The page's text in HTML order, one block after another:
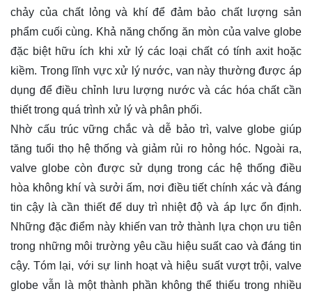
chảy của chất lỏng và khí để đảm bảo chất lượng sản
phẩm cuối cùng. Khả năng chống ăn mòn của valve globe
đặc biệt hữu ích khi xử lý các loại chất có tính axit hoặc
kiềm. Trong lĩnh vực xử lý nước, van này thường được áp
dụng để điều chỉnh lưu lượng nước và các hóa chất cần
thiết trong quá trình xử lý và phân phối.
Nhờ cấu trúc vững chắc và dễ bảo trì, valve globe giúp
tăng tuổi thọ hệ thống và giảm rủi ro hỏng hóc. Ngoài ra,
valve globe còn được sử dụng trong các hệ thống điều
hòa không khí và sưởi ấm, nơi điều tiết chính xác và đáng
tin cậy là cần thiết để duy trì nhiệt độ và áp lực ổn định.
Những đặc điểm này khiến van trở thành lựa chọn ưu tiên
trong những môi trường yêu cầu hiệu suất cao và đáng tin
cậy. Tóm lại, với sự linh hoạt và hiệu suất vượt trội, valve
globe vẫn là một thành phần không thể thiếu trong nhiều